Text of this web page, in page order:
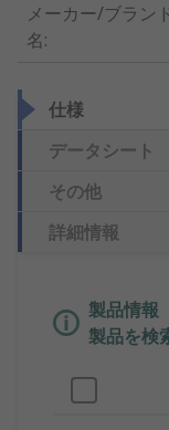
メーカー/ブラン
名:
仕様
データシート
その他
詳細情報
製品情報
製品を検